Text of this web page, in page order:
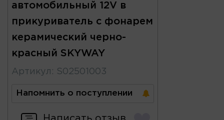
автомобильный 12V в
прикуриватель с фонарем
керамический черно-
красный SKYWAY
Артикул : S02501003
Напомнить о поступлении